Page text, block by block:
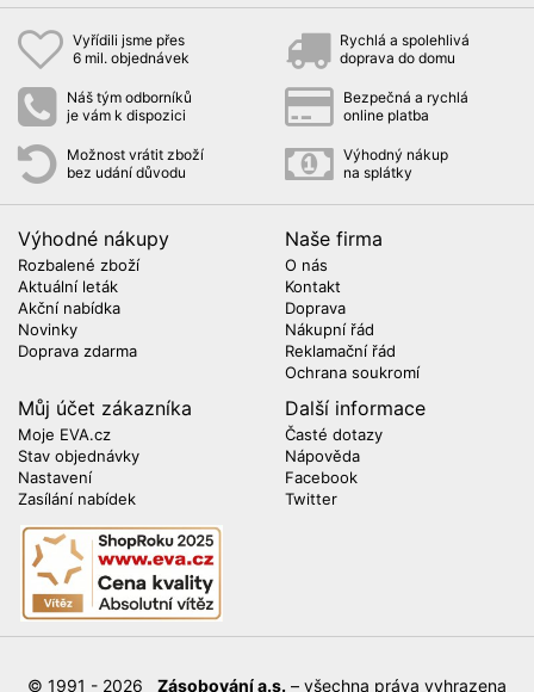
Vyřídili jsme přes
6 mil. objednávek
Rychlá a spolehlivá
doprava do domu
Náš tým odborníků
je vám k dispozici
Bezpečná a rychlá
online platba
Možnost vrátit zboží
bez udání důvodu
Výhodný nákup
na splátky
Výhodné nákupy
Rozbalené zboží
Aktuální leták
Akční nabídka
Novinky
Doprava zdarma
Naše firma
O nás
Kontakt
Doprava
Nákupní řád
Reklamační řád
Ochrana soukromí
Můj účet zákazníka
Moje EVA.cz
Stav objednávky
Nastavení
Zasílání nabídek
Další informace
Časté dotazy
Nápověda
Facebook
Twitter
© 1991 - 2026 Zásobování a.s. – všechna práva vyhrazena